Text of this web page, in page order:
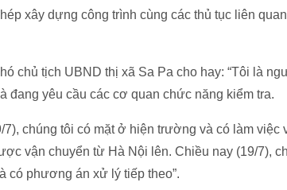
xây dựng công trình cùng các thủ tục liên
chủ tịch UBND thị xã Sa Pa cho hay: “Tôi là
đang yêu cầu các cơ quan chức năng kiểm tra.
7), chúng tôi có mặt ở hiện trường và có làm
vận chuyển từ Hà Nội lên. Chiều nay (19/7),
có phương án xử lý tiếp theo”.